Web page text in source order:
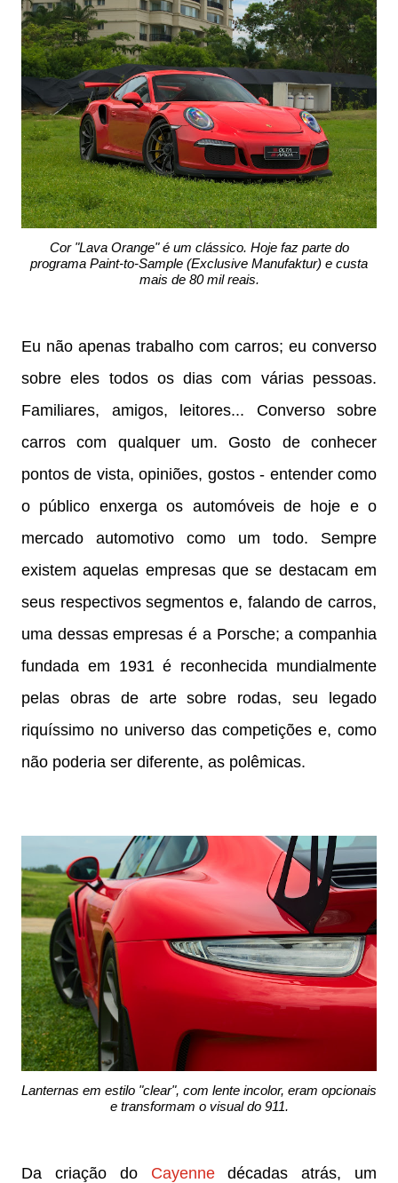
Cor "Lava Orange" é um clássico. Hoje faz parte do
programa Paint-to-Sample (Exclusive Manufaktur) e custa
mais de 80 mil reais.
Eu não apenas trabalho com carros; eu converso
sobre eles todos os dias com várias pessoas.
Familiares, amigos, leitores... Converso sobre
carros com qualquer um. Gosto de conhecer
pontos de vista, opiniões, gostos - entender como
o público enxerga os automóveis de hoje e o
mercado automotivo como um todo. Sempre
existem aquelas empresas que se destacam em
seus respectivos segmentos e, falando de carros,
uma dessas empresas é a Porsche; a companhia
fundada em 1931 é reconhecida mundialmente
pelas obras de arte sobre rodas, seu legado
riquíssimo no universo das competições e, como
não poderia ser diferente, as polêmicas.
Lanternas em estilo "clear", com lente incolor, eram opcionais
e transformam o visual do 911.
Da criação do Cayennedécadas atrás, um